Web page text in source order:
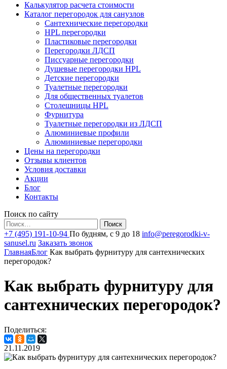
Калькулятор расчета стоимости
Каталог перегородок для санузлов
Сантехнические перегородки
HPL перегородки
Пластиковые перегородки
Перегородки ЛДСП
Писсуарные перегородки
Душевые перегородки HPL
Детские перегородки
Туалетные перегородки
Для общественных туалетов
Столешницы HPL
Фурнитура
Туалетные перегородки из ЛДСП
Алюминиевые профили
Алюминиевые перегородки
Цены на перегородки
Отзывы клиентов
Условия доставки
Акции
Блог
Контакты
Поиск по сайту
Найти:
+7 (495) 191-10-94 По будням, с 9 до 18 info@peregorodki-v-
sanusel.ru Заказать звонок
ГлавнаяБлог Как выбрать фурнитуру для сантехнических
перегородок?
Как выбрать фурнитуру для
сантехнических перегородок?
Поделиться:
21.11.2019